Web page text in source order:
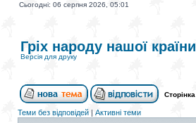
Сьогодні: 06 серпня 2026, 05:01
Гріх народу нашої країни
Версія для друку
Сторінка
Теми без відповідей | Активні теми